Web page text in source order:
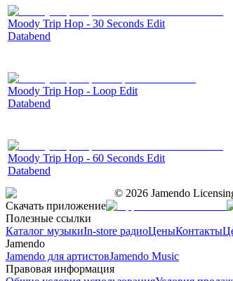
Moody Trip Hop - 30 Seconds Edit
Databend
Moody Trip Hop - Loop Edit
Databend
Moody Trip Hop - 60 Seconds Edit
Databend
© 2026 Jamendo
Скачать приложение
Полезные ссылки
Каталог музыкиIn-store радиоЦеныКонтакты
Jamendo
Jamendo для артистовJamendo Music
Правовая информация